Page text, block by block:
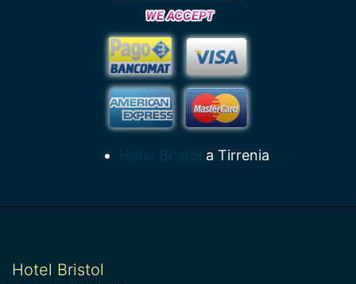
Hotel Bristol a Tirrenia
Hotel Bristol